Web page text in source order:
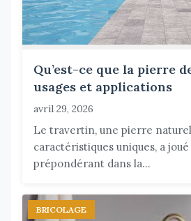
Qu’est-ce que la pierre
usages et applications
avril 29, 2026
Le travertin, une pierre
caractéristiques uniques, a
prépondérant dans la...
BRICOLAGE